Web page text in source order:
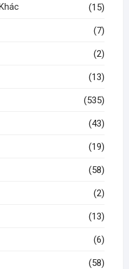
(15)
(7)
(2)
(13)
(535)
(43)
(19)
(58)
(2)
(13)
(6)
(58)